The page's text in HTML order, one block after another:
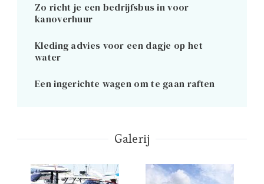
Zo richt je een bedrijfsbus in voor
kanoverhuur
Kleding advies voor een dagje op het
water
Een ingerichte wagen om te gaan raften
Galerij